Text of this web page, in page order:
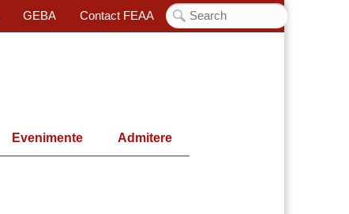
GEBA Contact FEAA
Evenimente Admitere